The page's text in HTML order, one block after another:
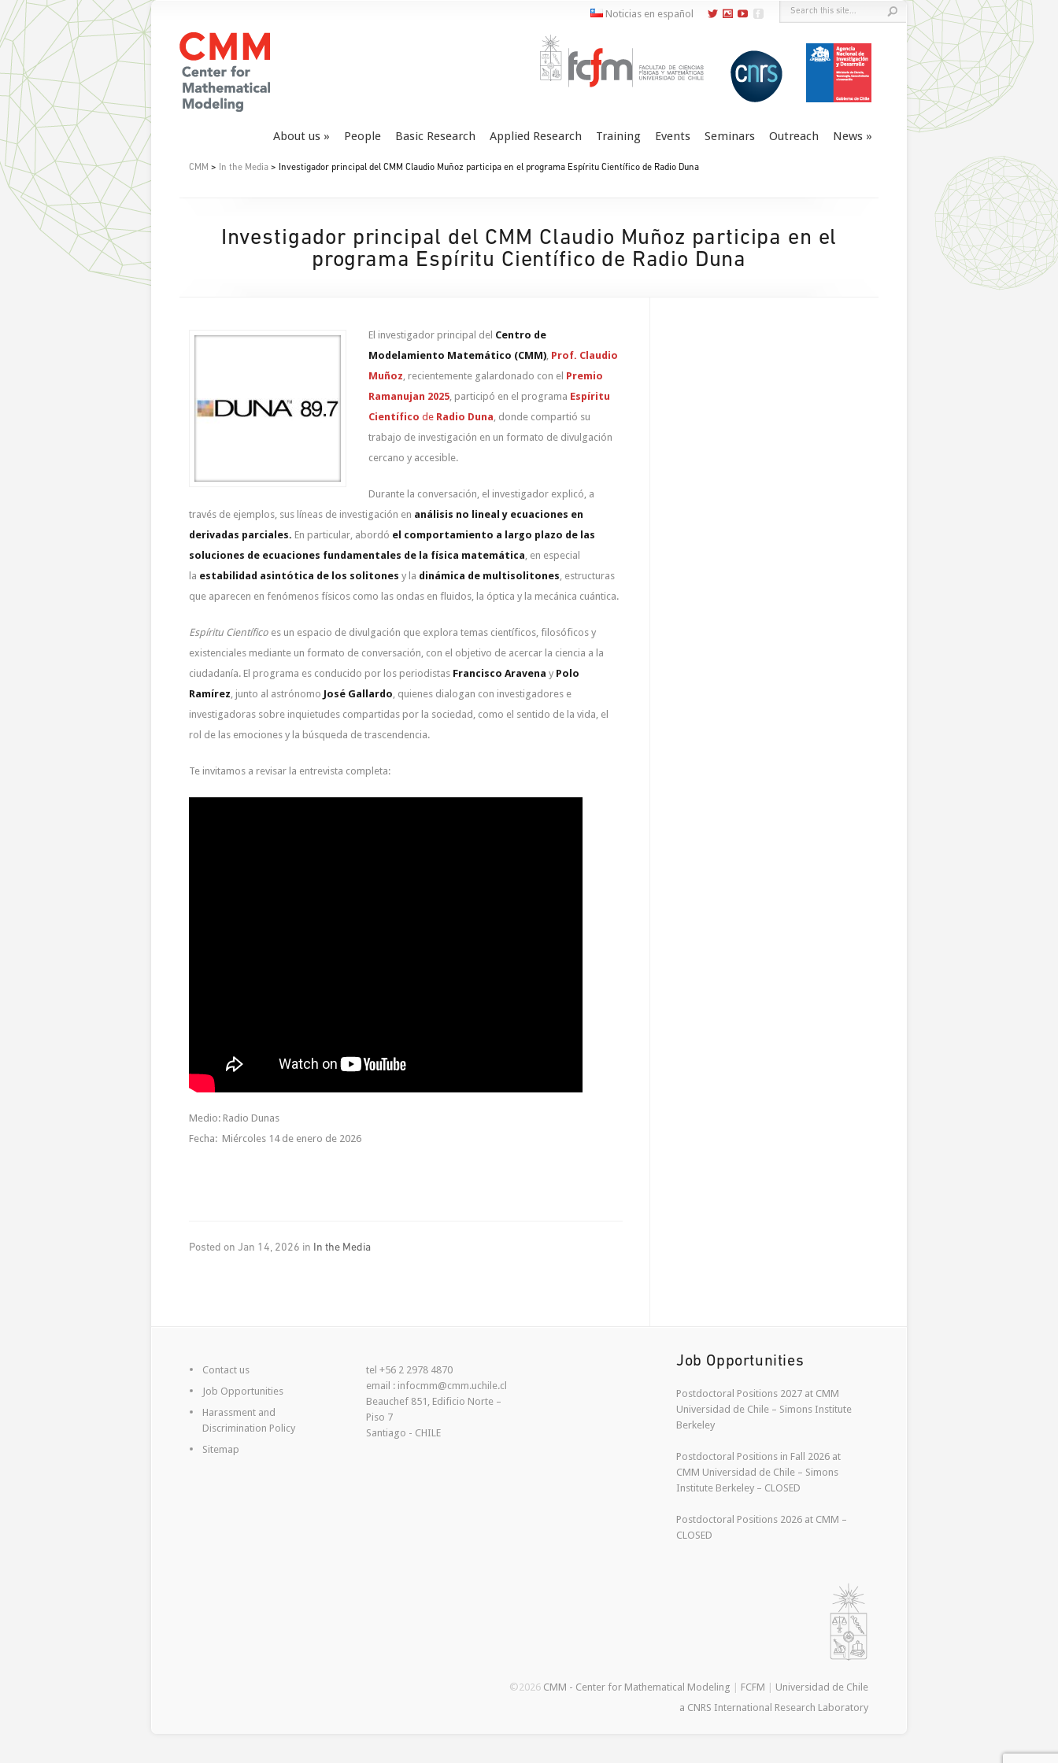
About us People Basic Research Applied Research Training Events Seminars Outreach News
Noticias en español
CMM > In the Media > Investigador principal del CMM Claudio Muñoz participa en el programa Espíritu Científico de Radio Duna
Investigador principal del CMM Claudio Muñoz participa en el
programa Espíritu Científico de Radio Duna
El investigador principal del Centro de
Modelamiento Matemático (CMM), Prof. Claudio
Muñoz, recientemente galardonado con el Premio
Ramanujan 2025, participó en el programa Espíritu
Científico de Radio Duna, donde compartió su
trabajo de investigación en un formato de divulgación
cercano y accesible.
Durante la conversación, el investigador explicó, a
través de ejemplos, sus líneas de investigación en análisis no lineal y ecuaciones en
derivadas parciales. En particular, abordó el comportamiento a largo plazo de las
soluciones de ecuaciones fundamentales de la física matemática, en especial
la estabilidad asintótica de los solitones y la dinámica de multisolitones, estructuras
que aparecen en fenómenos físicos como las ondas en fluidos, la óptica y la mecánica cuántica.
Espíritu Científico es un espacio de divulgación que explora temas científicos, filosóficos y
existenciales mediante un formato de conversación, con el objetivo de acercar la ciencia a la
ciudadanía. El programa es conducido por los periodistas Francisco Aravena y Polo
Ramírez, junto al astrónomo José Gallardo, quienes dialogan con investigadores e
investigadoras sobre inquietudes compartidas por la sociedad, como el sentido de la vida, el
rol de las emociones y la búsqueda de trascendencia.
Te invitamos a revisar la entrevista completa:
Medio: Radio Dunas
Fecha: Miércoles 14 de enero de 2026
Posted on Jan 14, 2026 in In the Media
Contact us
Job Opportunities
Harassment and
Discrimination Policy
Sitemap
tel +56 2 2978 4870
email : infocmm@cmm.uchile.cl
Beauchef 851, Edificio Norte –
Piso 7
Santiago - CHILE
Job Opportunities
Postdoctoral Positions 2027 at CMM
Universidad de Chile – Simons Institute
Berkeley
Postdoctoral Positions in Fall 2026 at
CMM Universidad de Chile – Simons
Institute Berkeley – CLOSED
Postdoctoral Positions 2026 at CMM –
CLOSED
©2026 CMM - Center for Mathematical Modeling FCFM
Universidad de Chile
a CNRS International Research Laboratory